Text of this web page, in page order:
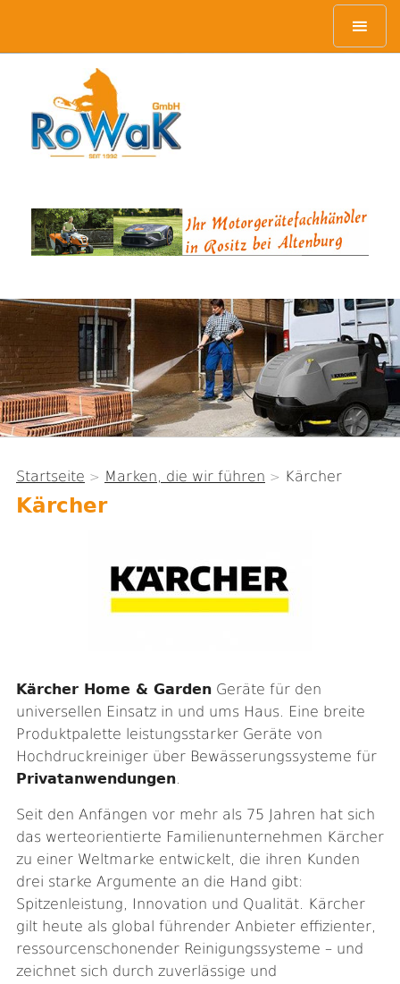
Sie
sind
Startseite > Marken, die wir führen > Kärcher
Kärcher
Kärcher Home & Garden Geräte für den
universellen Einsatz in und ums Haus. Eine breite
Produktpalette leistungsstarker Geräte von
Hochdruckreiniger über Bewässerungssysteme für
Privatanwendungen.
Seit den Anfängen vor mehr als 75 Jahren hat sich
das werteorientierte Familienunternehmen Kärcher
zu einer Weltmarke entwickelt, die ihren Kunden
drei starke Argumente an die Hand gibt:
Spitzenleistung, Innovation und Qualität. Kärcher
gilt heute als global führender Anbieter effizienter,
ressourcenschonender Reinigungssysteme – und
zeichnet sich durch zuverlässige und